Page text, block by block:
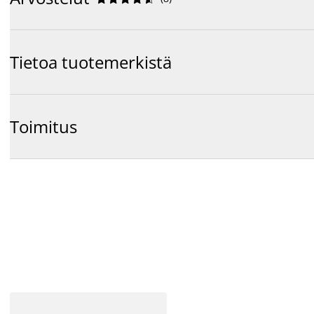
Tietoa tuotemerkistä
Toimitus